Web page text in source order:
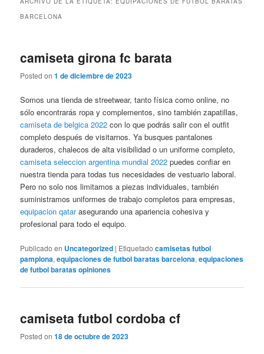
BARCELONA
camiseta girona fc barata
Posted on1 de diciembre de 2023
Somos una tienda de streetwear, tanto física como online, no
sólo encontrarás ropa y complementos, sino también zapatillas,
camiseta de belgica 2022 con lo que podrás salir con el outfit
completo después de visitarnos. Ya busques pantalones
duraderos, chalecos de alta visibilidad o un uniforme completo,
camiseta seleccion argentina mundial 2022 puedes confiar en
nuestra tienda para todas tus necesidades de vestuario laboral.
Pero no solo nos limitamos a piezas individuales, también
suministramos uniformes de trabajo completos para empresas,
equipacion qatarasegurando una apariencia cohesiva y
profesional para todo el equipo.
Publicado en Uncategorized | Etiquetado camisetas futbol
pamplona,equipaciones de futbol baratas barcelona,equipaciones
de futbol baratas opiniones
camiseta futbol cordoba cf
Posted on18 de octubre de 2023